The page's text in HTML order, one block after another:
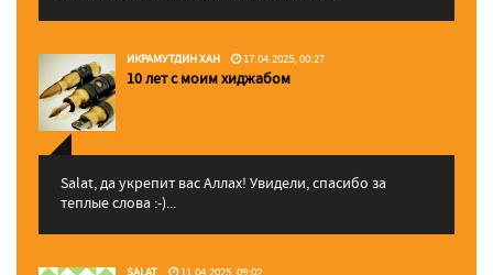
ИКРАМУТДИН ХАН 17.04.2025, 00:27
10 лет с моим хиджабом
Salat, да укрепит вас Аллаx! Увидели, спасибо за
теплые слова :-)...
SALAT 11.04.2025, 09:02